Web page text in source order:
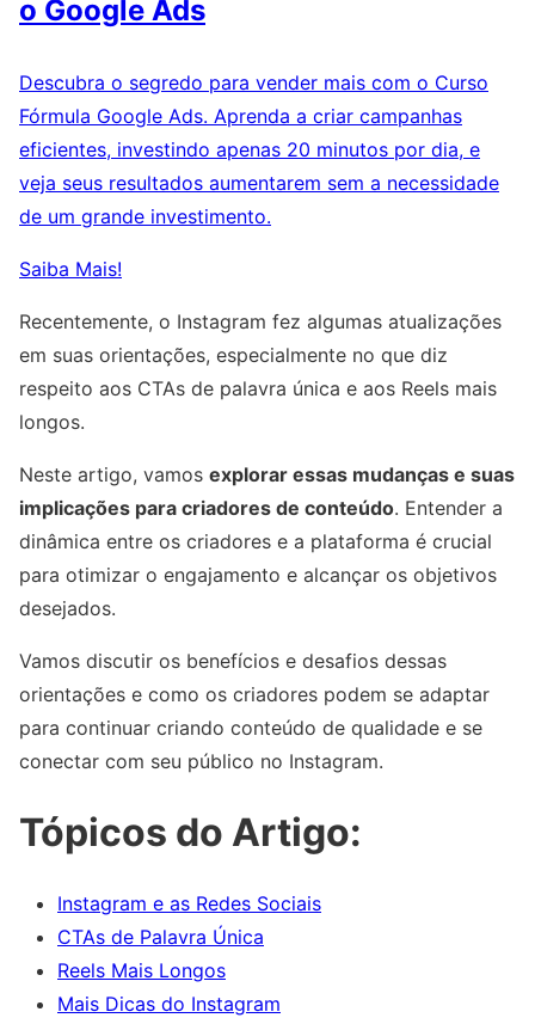
o Google Ads
Descubra o segredo para vender mais com o Curso
Fórmula Google Ads. Aprenda a criar campanhas
eficientes, investindo apenas 20 minutos por dia, e
veja seus resultados aumentarem sem a necessidade
de um grande investimento.
Saiba Mais!
Recentemente, o Instagram fez algumas atualizações
em suas orientações, especialmente no que diz
respeito aos CTAs de palavra única e aos Reels mais
longos.
Neste artigo, vamos explorar essas mudanças e suas
implicações para criadores de conteúdo. Entender a
dinâmica entre os criadores e a plataforma é crucial
para otimizar o engajamento e alcançar os objetivos
desejados.
Vamos discutir os benefícios e desafios dessas
orientações e como os criadores podem se adaptar
para continuar criando conteúdo de qualidade e se
conectar com seu público no Instagram.
Tópicos do Artigo:
Instagram e as Redes Sociais
CTAs de Palavra Única
Reels Mais Longos
Mais Dicas do Instagram